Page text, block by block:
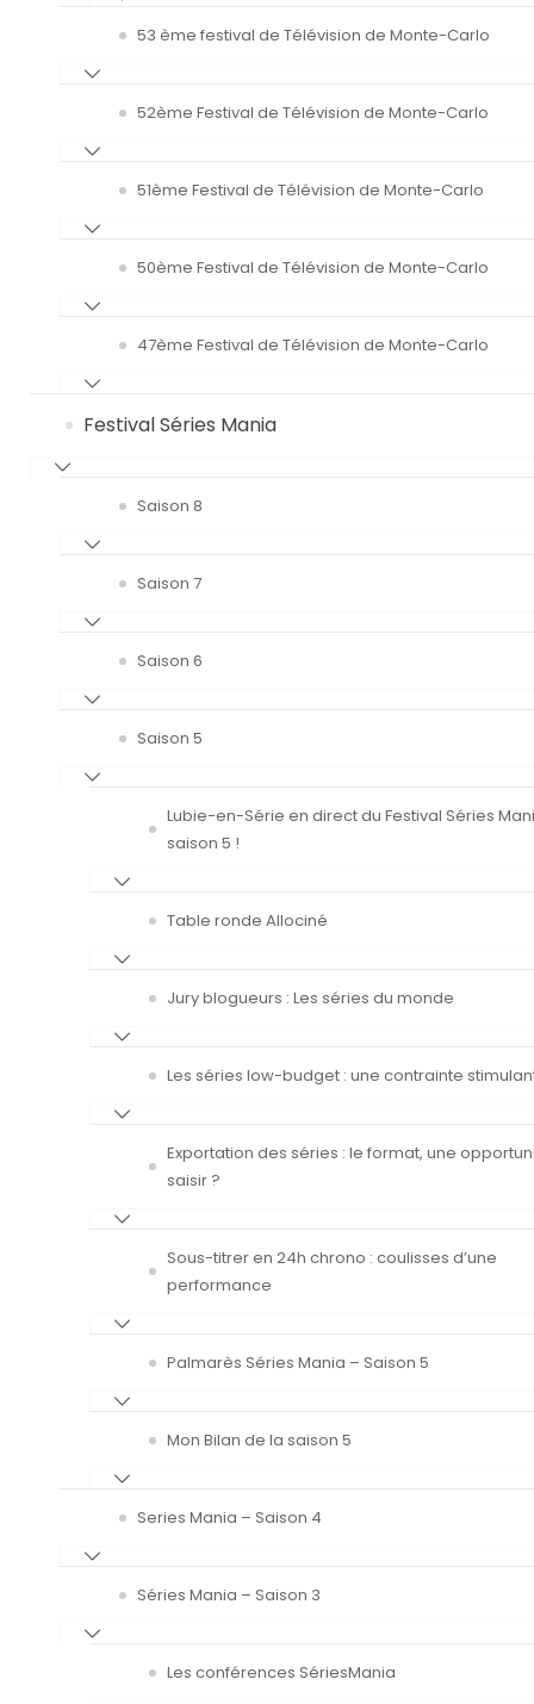
53 ème festival de Télévision de Monte-Carlo
52ème Festival de Télévision de Monte-Carlo
51ème Festival de Télévision de Monte-Carlo
50ème Festival de Télévision de Monte-Carlo
47ème Festival de Télévision de Monte-Carlo
Festival Séries Mania
Saison 8
Saison 7
Saison 6
Saison 5
Lubie-en-Série en direct du Festival Séries
saison 5 !
Table ronde Allociné
Jury blogueurs : Les séries du monde
Les séries low-budget : une contrainte
Exportation des séries : le format, une
saisir ?
Sous-titrer en 24h chrono : coulisses d’une
performance
Palmarès Séries Mania – Saison 5
Mon Bilan de la saison 5
Series Mania – Saison 4
Séries Mania – Saison 3
Les conférences SériesMania